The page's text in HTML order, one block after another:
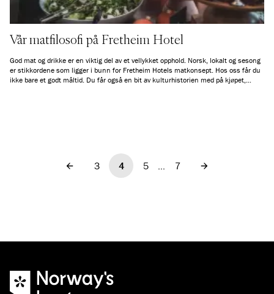
Vår matfilosofi på Fretheim Hotel
God mat og drikke er en viktig del av et vellykket opphold. Norsk, lokalt og sesong
er stikkordene som ligger i bunn for Fretheim Hotels matkonsept. Hos oss får du
ikke bare et godt måltid. Du får også en bit av kulturhistorien med på kjøpet,
Forrige3 4 5 … 7 Neste